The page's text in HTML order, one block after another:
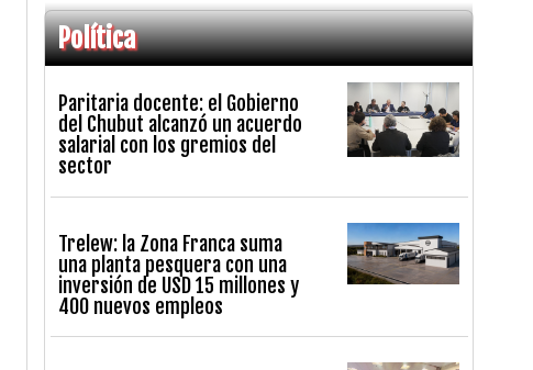
Política
Paritaria docente: el Gobierno
del Chubut alcanzó un acuerdo
salarial con los gremios del
sector
Trelew: la Zona Franca suma
una planta pesquera con una
inversión de USD 15 millones y
400 nuevos empleos